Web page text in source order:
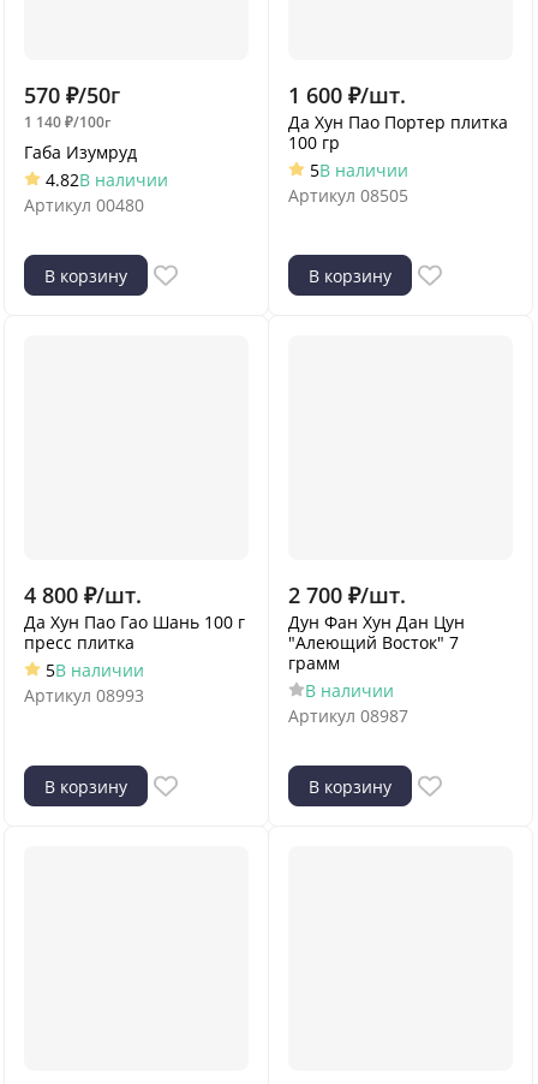
570 ₽/50г
1 140 ₽/100г
Габа Изумруд
4.82В наличии
Артикул 00480
В корзину
1 600 ₽/шт.
Да Хун Пао Портер плитка
100 гр
5В наличии
Артикул 08505
В корзину
4 800 ₽/шт.
Да Хун Пао Гао Шань 100 г
пресс плитка
5В наличии
Артикул 08993
В корзину
2 700 ₽/шт.
Дун Фан Хун Дан Цун
"Алеющий Восток" 7
грамм
В наличии
Артикул 08987
В корзину